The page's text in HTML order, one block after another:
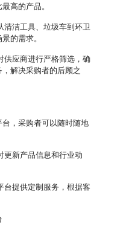
高的产品。
洁工具、垃圾车到环卫
的需求。
供应商进行严格筛选，确
解决采购者的后顾之
，采购者可以随时随地
更新产品信息和行业动
台提供定制服务，根据客